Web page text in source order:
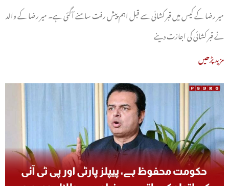
میر رضا کے کیس میں قبر کشائی سے قبل اہم پیش رفت سامنے آگئی ہے۔ میر رضا کے والد
نے قبر کشائی کی اجازت دینے
مزید پڑھیں